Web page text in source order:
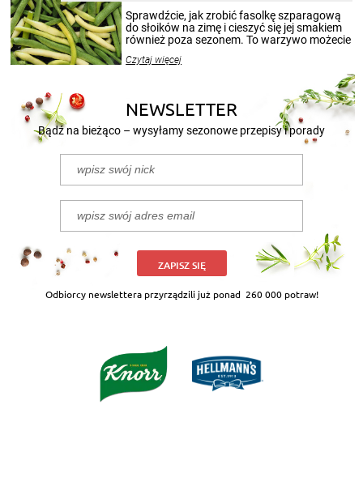
patenty, które pozwolą zachować świeżość
przetworów.
Sprawdźcie, jak zrobić fasolkę szparagową
do słoików na zimę i cieszyć się jej smakiem
również poza sezonem. To warzywo możecie
nasze propozycje!
Czytaj więcej
NEWSLETTER
Bądź na bieżąco – wysyłamy sezonowe przepisy i porady
ZAPISZ SIĘ
Odbiorcy newslettera przyrządzili już ponad 260 000 potraw!